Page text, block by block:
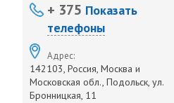
+ 375 Показать
телефоны
Адрес:
142103, Россия, Москва и
Московская обл., Подольск, ул.
Бронницкая, 11